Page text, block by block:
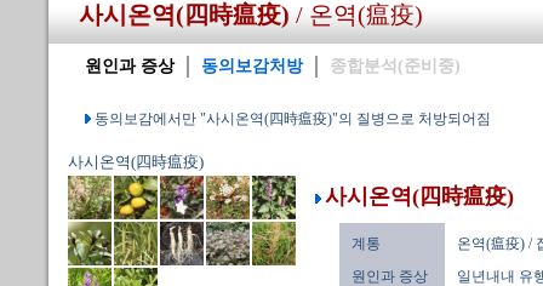
사시온역(四時瘟疫) / 온역(瘟疫)
원인과 증상 동의보감처방 종합분석(준비중)
동의보감에서만 "사시온역(四時瘟疫)"의 질병으로 처방되어짐
사시온역(四時瘟疫)
사시온역(四時瘟疫)
계통
온역(瘟疫) /
원인과 증상
일년내내 유